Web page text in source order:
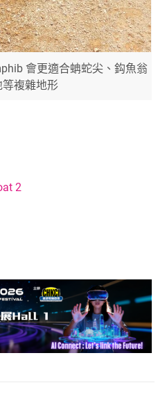
會更適合蚺蛇尖、鈎魚翁
複雜地形
2